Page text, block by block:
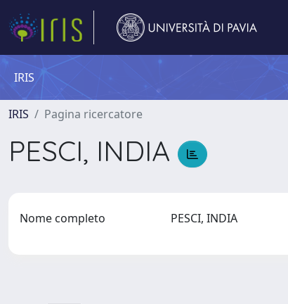
IRIS
IRIS Pagina ricercatore
PESCI, INDIA
Nome completo PESCI, INDIA